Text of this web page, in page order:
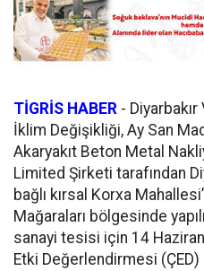
TİGRİS HABER -
İklim Değişikliği, Ay San
Akaryakıt Beton Metal
Limited Şirketi tarafından
bağlı kırsal Korxa
Mağaraları bölgesinde
sanayi tesisi için 14
Etki Değerlendirmesi (ÇED)